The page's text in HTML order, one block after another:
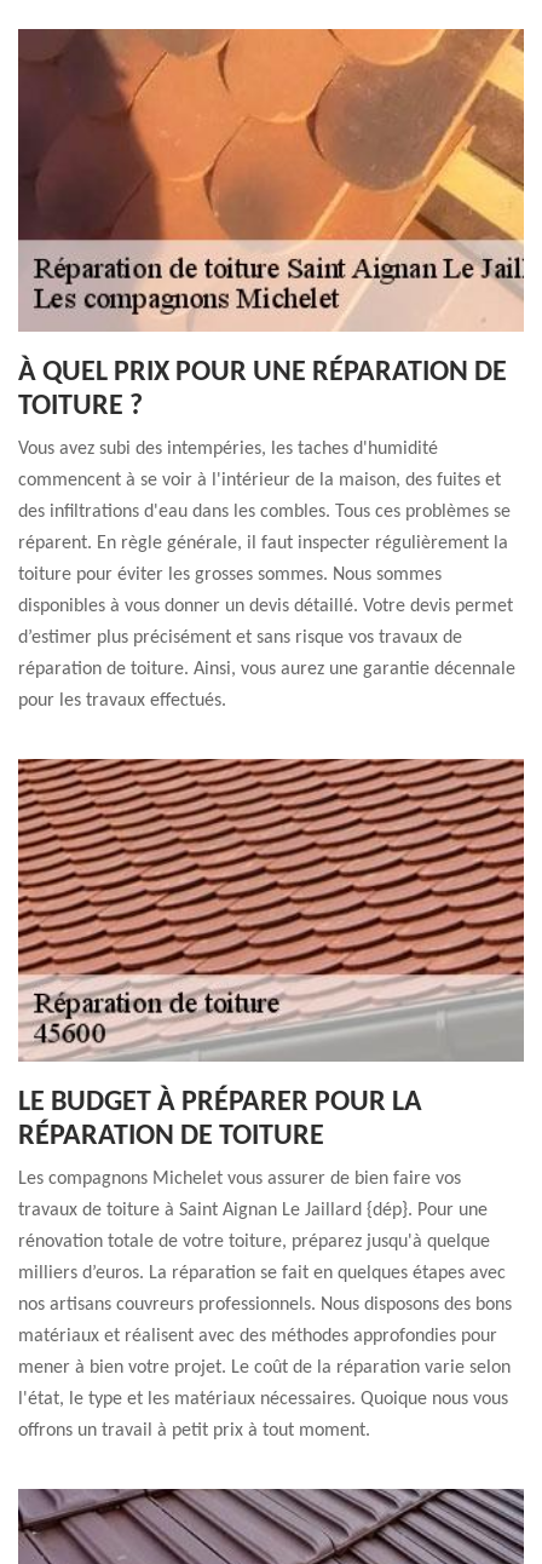
À QUEL PRIX POUR UNE RÉPARATION DE
TOITURE ?
Vous avez subi des intempéries, les taches d'humidité
commencent à se voir à l'intérieur de la maison, des fuites et
des infiltrations d'eau dans les combles. Tous ces problèmes se
réparent. En règle générale, il faut inspecter régulièrement la
toiture pour éviter les grosses sommes. Nous sommes
disponibles à vous donner un devis détaillé. Votre devis permet
d’estimer plus précisément et sans risque vos travaux de
réparation de toiture. Ainsi, vous aurez une garantie décennale
pour les travaux effectués.
LE BUDGET À PRÉPARER POUR LA
RÉPARATION DE TOITURE
Les compagnons Michelet vous assurer de bien faire vos
travaux de toiture à Saint Aignan Le Jaillard {dép}. Pour une
rénovation totale de votre toiture, préparez jusqu'à quelque
milliers d’euros. La réparation se fait en quelques étapes avec
nos artisans couvreurs professionnels. Nous disposons des bons
matériaux et réalisent avec des méthodes approfondies pour
mener à bien votre projet. Le coût de la réparation varie selon
l'état, le type et les matériaux nécessaires. Quoique nous vous
offrons un travail à petit prix à tout moment.